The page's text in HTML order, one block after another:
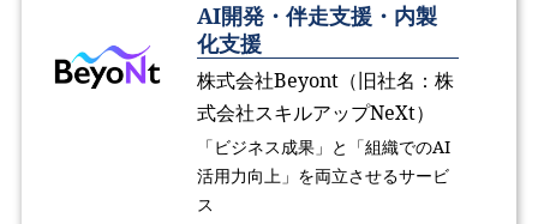
AI開発・伴走支援・内製
化支援
株式会社Beyont（旧社名：株
式会社スキルアップNeXt）
「ビジネス成果」と「組織でのAI
活用力向上」を両立させるサービ
ス